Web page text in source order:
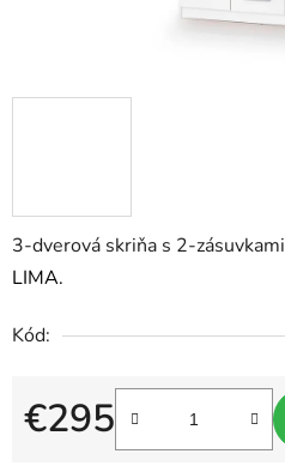
3-dverová skriňa s 2-zásuvkami
LIMA.
Kód:
€295
Jednotková cena: